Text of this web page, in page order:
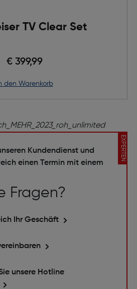
TV Clear Set
€ 399,99
den Warenkorb
EXPERTEN
Kundendienst und
einen Termin mit einem
Fragen?
Ihr Geschäft
unsere Hotline